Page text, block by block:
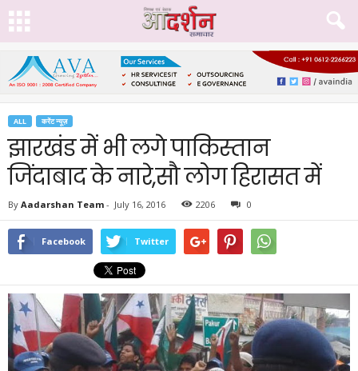
ALL करेंट न्यूज़
झारखंड में भी लगे पाकिस्तान
जिंदाबाद के नारे,सौ लोग हिरासत में
By Aadarshan Team - July 16, 2016 2206 0
Facebook Twitter